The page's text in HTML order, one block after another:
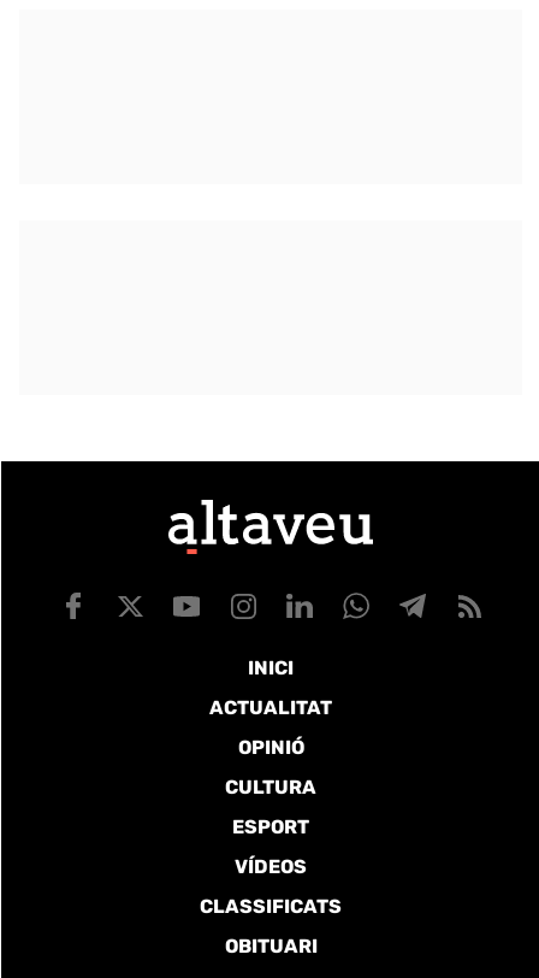
INICI
ACTUALITAT
OPINIÓ
CULTURA
ESPORT
VÍDEOS
CLASSIFICATS
OBITUARI